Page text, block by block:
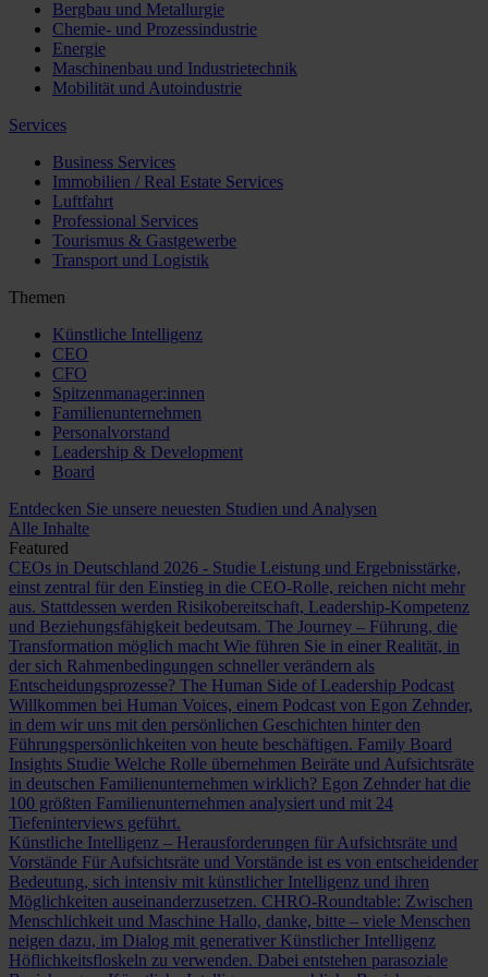
Bergbau und Metallurgie
Chemie- und Prozessindustrie
Energie
Maschinenbau und Industrietechnik
Mobilität und Autoindustrie
Services
Business Services
Immobilien / Real Estate Services
Luftfahrt
Professional Services
Tourismus & Gastgewerbe
Transport und Logistik
Themen
Künstliche Intelligenz
CEO
CFO
Spitzenmanager:innen
Familienunternehmen
Personalvorstand
Leadership & Development
Board
Entdecken Sie unsere neuesten Studien und Analysen
Alle Inhalte
Featured
CEOs in Deutschland 2026 - Studie Leistung und Ergebnisstärke,
einst zentral für den Einstieg in die CEO-Rolle, reichen nicht mehr
aus. Stattdessen werden Risikobereitschaft, Leadership-Kompetenz
und Beziehungsfähigkeit bedeutsam. The Journey – Führung, die
Transformation möglich macht Wie führen Sie in einer Realität, in
der sich Rahmenbedingungen schneller verändern als
Entscheidungsprozesse? The Human Side of Leadership Podcast
Willkommen bei Human Voices, einem Podcast von Egon Zehnder,
in dem wir uns mit den persönlichen Geschichten hinter den
Führungspersönlichkeiten von heute beschäftigen. Family Board
Insights Studie Welche Rolle übernehmen Beiräte und Aufsichtsräte
in deutschen Familienunternehmen wirklich? Egon Zehnder hat die
100 größten Familienunternehmen analysiert und mit 24
Tiefeninterviews geführt.
Künstliche Intelligenz – Herausforderungen für Aufsichtsräte und
Vorstände Für Aufsichtsräte und Vorstände ist es von entscheidender
Bedeutung, sich intensiv mit künstlicher Intelligenz und ihren
Möglichkeiten auseinanderzusetzen. CHRO-Roundtable: Zwischen
Menschlichkeit und Maschine Hallo, danke, bitte – viele Menschen
neigen dazu, im Dialog mit generativer Künstlicher Intelligenz
Höflichkeitsfloskeln zu verwenden. Dabei entstehen parasoziale